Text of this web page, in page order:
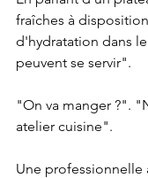
fraîches à
d'hydratation dans
peuvent se servir".
"On va manger ?".
atelier cuisine".
Une professionnelle